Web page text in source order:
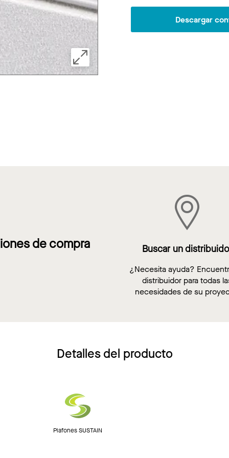
Descargar
de compra Buscar un
¿Necesita ayuda?
distribuidor para todas
necesidades de su
Detalles del producto
Plafones SUSTAIN